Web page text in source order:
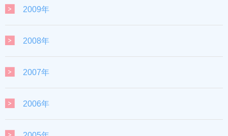
2009年
2008年
2007年
2006年